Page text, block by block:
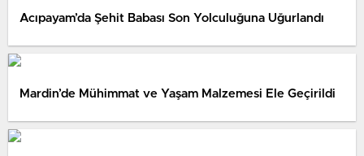
Acıpayam’da Şehit Babası Son Yolculuğuna Uğurlandı
Mardin’de Mühimmat ve Yaşam Malzemesi Ele Geçirildi